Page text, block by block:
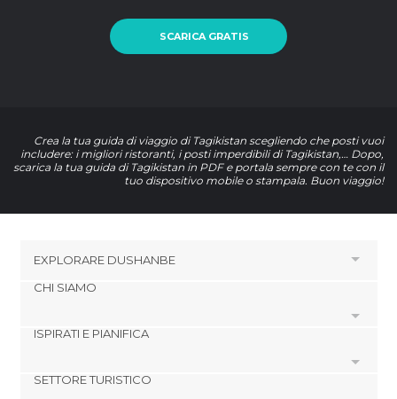
SCARICA GRATIS
Crea la tua guida di viaggio di Tagikistan scegliendo che posti vuoi
includere: i migliori ristoranti, i posti imperdibili di Tagikistan,… Dopo,
scarica la tua guida di Tagikistan in PDF e portala sempre con te con il
tuo dispositivo mobile o stampala. Buon viaggio!
EXPLORARE DUSHANBE
Hotel a Dushanbe
Hotel a Samarkand
CHI SIAMO
Cookies
ISPIRATI E PIANIFICA
footer@item_discovertips_anchor
SETTORE TURISTICO